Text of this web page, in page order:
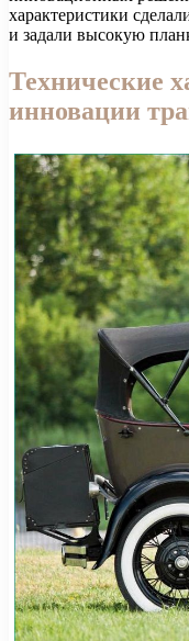
характеристики
и задали высокую
Технические
инновации